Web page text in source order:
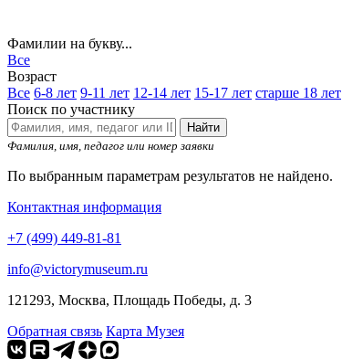
Фамилии на букву...
Все
Возраст
Все 6-8 лет 9-11 лет 12-14 лет 15-17 лет старше 18 лет
Поиск по участнику
Найти
Фамилия, имя, педагог или номер заявки
По выбранным параметрам результатов не найдено.
Контактная информация
+7 (499) 449-81-81
info@victorymuseum.ru
121293, Москва, Площадь Победы, д. 3
Обратная связь Карта Музея